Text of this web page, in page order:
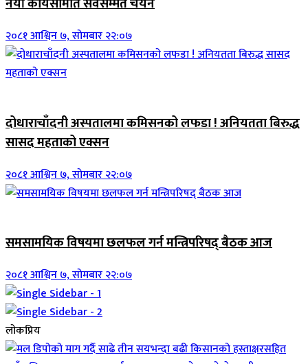
२०८१ आश्विन ७, सोमबार २२:०७
दोधाराचाँदनी अस्पतालमा कमिसनको लफडा ! अनियतता बिरुद्ध
सासद महताको एक्सन
२०८१ आश्विन ७, सोमबार २२:०७
समसामयिक विषयमा छलफल गर्न मन्त्रिपरिषद् बैठक आज
२०८१ आश्विन ७, सोमबार २२:०७
लोकप्रिय